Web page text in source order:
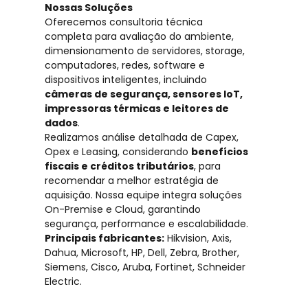
Nossas Soluções
Oferecemos consultoria técnica
completa para avaliação do ambiente,
dimensionamento de servidores, storage,
computadores, redes, software e
dispositivos inteligentes, incluindo
câmeras de segurança, sensores IoT,
impressoras térmicas e leitores de
dados.
Realizamos análise detalhada de Capex,
Opex e Leasing, considerando benefícios
fiscais e créditos tributários, para
recomendar a melhor estratégia de
aquisição. Nossa equipe integra soluções
On-Premise e Cloud, garantindo
segurança, performance e escalabilidade.
Principais fabricantes: Hikvision, Axis,
Dahua, Microsoft, HP, Dell, Zebra, Brother,
Siemens, Cisco, Aruba, Fortinet, Schneider
Electric.